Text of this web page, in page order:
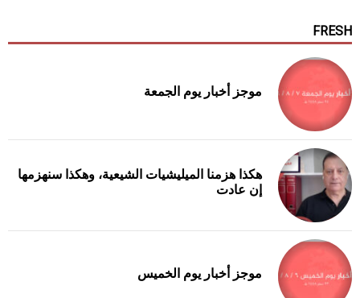
FRESH
موجز أخبار يوم الجمعة
هكذا هزمنا الميليشيات الشيعية، وهكذا سنهزمها
إن عادت
موجز أخبار يوم الخميس